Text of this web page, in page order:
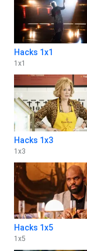
Hacks 1x1
1 x1
Hacks 1x3
1 x3
Hacks 1x5
1 x5